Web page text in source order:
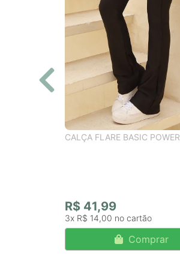
CALÇA FLARE BASIC POWER
R$ 41,99
3x R$ 14,00
Comprar